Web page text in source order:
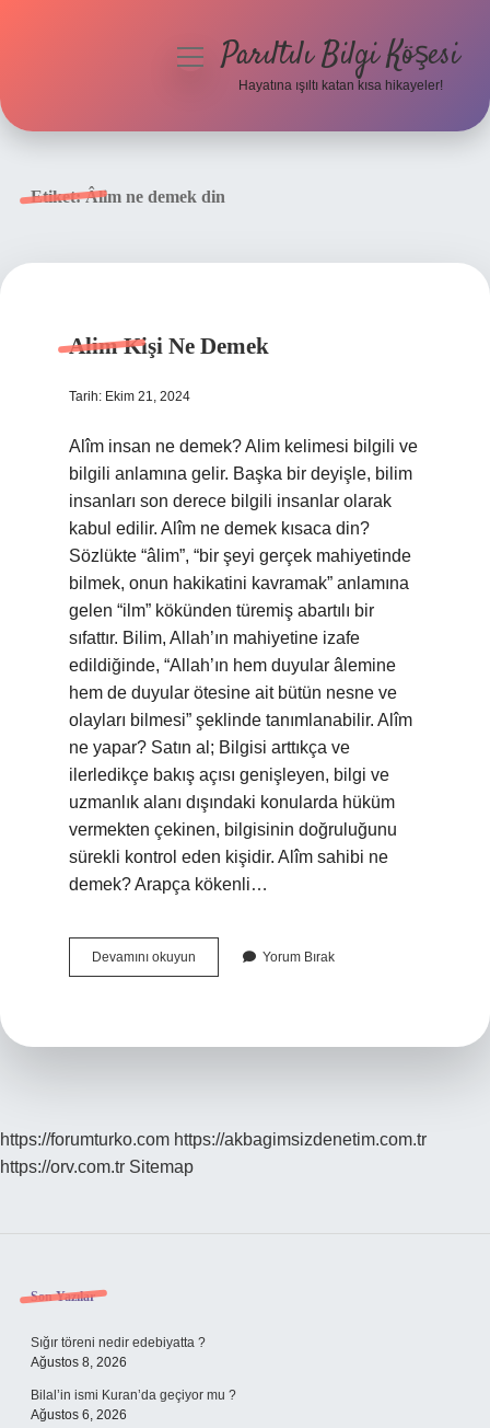
menüyüParıltılı Bilgi Köşesi
Hayatına ışıltı katan kısa hikayeler!
Etiket:Âlim ne demek din
Alim Kişi Ne Demek
Tarih: Ekim 21, 2024
Alîm insan ne demek? Alim kelimesi bilgili ve
bilgili anlamına gelir. Başka bir deyişle, bilim
insanları son derece bilgili insanlar olarak
kabul edilir. Alîm ne demek kısaca din?
Sözlükte “âlim”, “bir şeyi gerçek mahiyetinde
bilmek, onun hakikatini kavramak” anlamına
gelen “ilm” kökünden türemiş abartılı bir
sıfattır. Bilim, Allah’ın mahiyetine izafe
edildiğinde, “Allah’ın hem duyular âlemine
hem de duyular ötesine ait bütün nesne ve
olayları bilmesi” şeklinde tanımlanabilir. Alîm
ne yapar? Satın al; Bilgisi arttıkça ve
ilerledikçe bakış açısı genişleyen, bilgi ve
uzmanlık alanı dışındaki konularda hüküm
vermekten çekinen, bilgisinin doğruluğunu
sürekli kontrol eden kişidir. Alîm sahibi ne
demek? Arapça kökenli…
Devamını okuyun
Kişi
Yorum Bırak
https://forumturko.com https://akbagimsizdenetim.com.tr
https://orv.com.tr Sitemap
Sidebar
Son Yazılar
Sığır töreni nedir edebiyatta ?
Ağustos 8, 2026
Bilal’in ismi Kuran’da geçiyor mu ?
Ağustos 6, 2026